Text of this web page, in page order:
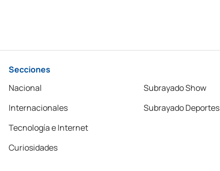
Secciones
Nacional
Internacionales
Tecnología e Internet
Curiosidades
Subrayado Show
Subrayado Deportes